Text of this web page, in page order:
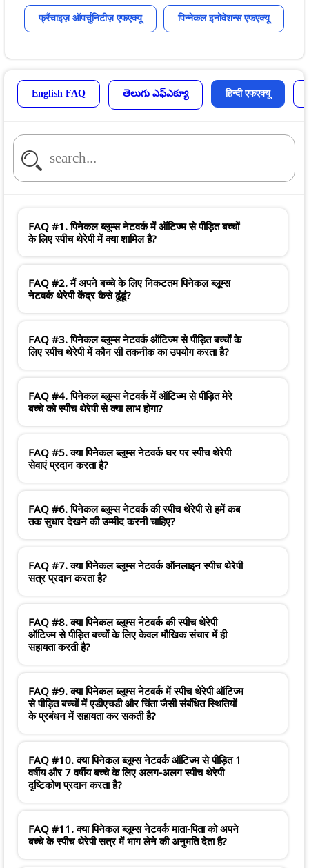
फ्रैंचाइज़ ऑपर्चुनिटीज़ एफएक्यू पिन्नेकल इनोवेशन्स एफएक्यू
English FAQ తెలుగు ఎఫ్ఎక్యూ हिन्दी एफएक्यू
FAQ #1. पिनेकल ब्लूम्स नेटवर्क में ऑटिज्म से पीड़ित बच्चों
के लिए स्पीच थेरेपी में क्या शामिल है?
FAQ #2. मैं अपने बच्चे के लिए निकटतम पिनेकल ब्लूम्स
नेटवर्क थेरेपी केंद्र कैसे ढूंढूं?
FAQ #3. पिनेकल ब्लूम्स नेटवर्क ऑटिज्म से पीड़ित बच्चों के
लिए स्पीच थेरेपी में कौन सी तकनीक का उपयोग करता है?
FAQ #4. पिनेकल ब्लूम्स नेटवर्क में ऑटिज्म से पीड़ित मेरे
बच्चे को स्पीच थेरेपी से क्या लाभ होगा?
FAQ #5. क्या पिनेकल ब्लूम्स नेटवर्क घर पर स्पीच थेरेपी
सेवाएं प्रदान करता है?
FAQ #6. पिनेकल ब्लूम्स नेटवर्क की स्पीच थेरेपी से हमें कब
तक सुधार देखने की उम्मीद करनी चाहिए?
FAQ #7. क्या पिनेकल ब्लूम्स नेटवर्क ऑनलाइन स्पीच थेरेपी
सत्र प्रदान करता है?
FAQ #8. क्या पिनेकल ब्लूम्स नेटवर्क की स्पीच थेरेपी
ऑटिज्म से पीड़ित बच्चों के लिए केवल मौखिक संचार में ही
सहायता करती है?
FAQ #9. क्या पिनेकल ब्लूम्स नेटवर्क में स्पीच थेरेपी ऑटिज्म
से पीड़ित बच्चों में एडीएचडी और चिंता जैसी संबंधित स्थितियों
के प्रबंधन में सहायता कर सकती है?
FAQ #10. क्या पिनेकल ब्लूम्स नेटवर्क ऑटिज्म से पीड़ित 1
वर्षीय और 7 वर्षीय बच्चे के लिए अलग-अलग स्पीच थेरेपी
दृष्टिकोण प्रदान करता है?
FAQ #11. क्या पिनेकल ब्लूम्स नेटवर्क माता-पिता को अपने
बच्चे के स्पीच थेरेपी सत्र में भाग लेने की अनुमति देता है?